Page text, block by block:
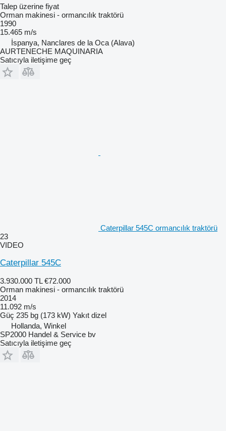
Talep üzerine fiyat
Orman makinesi - ormancılık traktörü
1990
15.465 m/s
İspanya, Nanclares de la Oca (Alava)
AURTENECHE MAQUINARIA
Satıcıyla iletişime geç
Caterpillar 545C ormancılık traktörü
23
VIDEO
Caterpillar 545C
3.930.000 TL €72.000
Orman makinesi - ormancılık traktörü
2014
11.092 m/s
Güç 235 bg (173 kW) Yakıt dizel
Hollanda, Winkel
SP2000 Handel & Service bv
Satıcıyla iletişime geç